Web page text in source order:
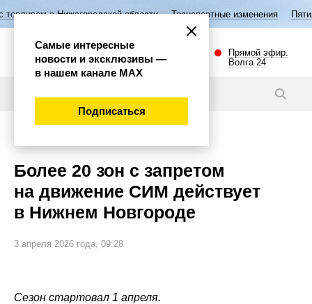
области Транспортные изменения Пятилетие семьи
Прямой эфир.
Волга 24
Более 20 зон с запретом
на движение СИМ действует
в Нижнем Новгороде
3 апреля 2026 года, 09:28
Сезон стартовал 1 апреля.
Самые интересные
новости и эксклюзивы —
в нашем канале МАХ
Подписаться